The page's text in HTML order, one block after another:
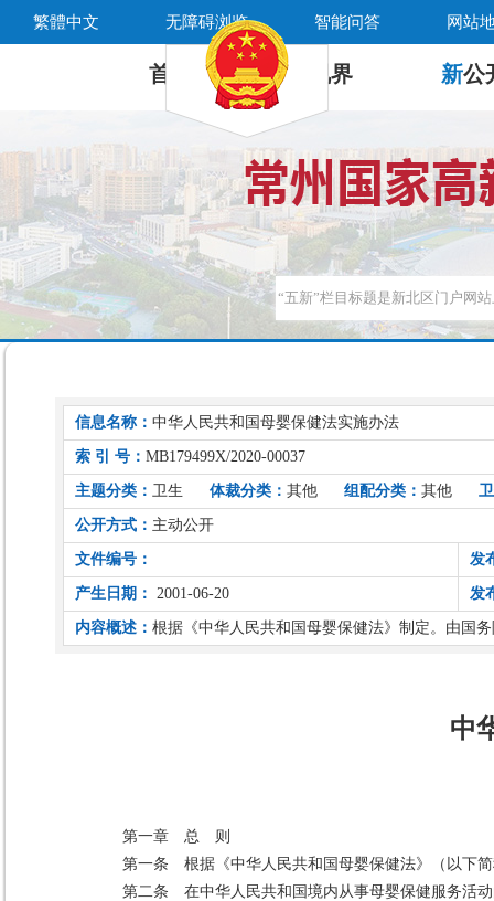
繁體中文 无障碍浏览 智能问答 网站
首 页 新 视界 新公
信息名称： 中华人民共和国母婴保健法实施办法
索 引 号： MB179499X/2020-00037
主题分类： 卫生 体裁分类： 其他 组配分类： 其他
公开方式： 主动公开
文件编号： 发
产生日期： 2001-06-20 发
内容概述： 根据《中华人民共和国母婴保健法》制定。由国
中
第一章 总 则
第一条 根据《中华人民共和国母婴保健法》（以下
第二条 在中华人民共和国境内从事母婴保健服务活